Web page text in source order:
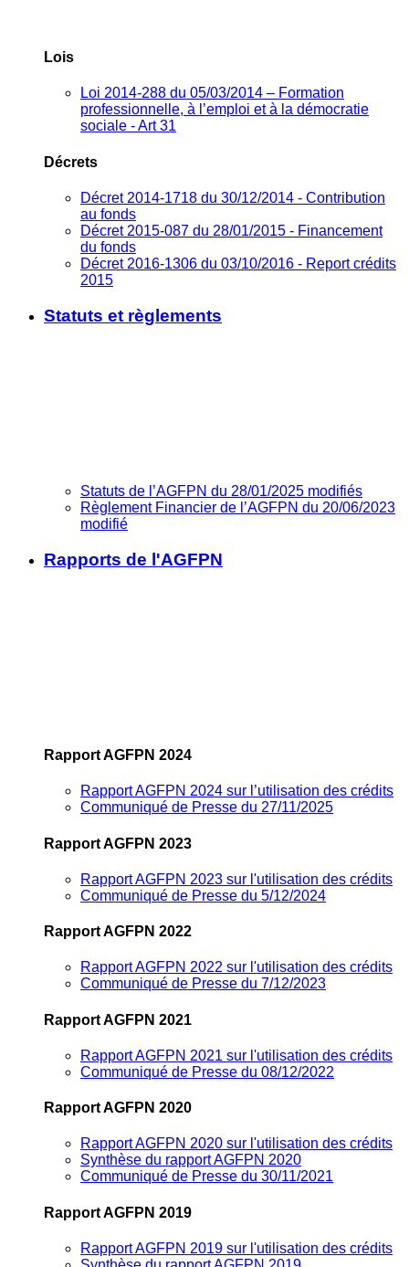
Lois
Loi 2014-288 du 05/03/2014 – Formation
professionnelle, à l’emploi et à la démocratie
sociale - Art 31
Décrets
Décret 2014-1718 du 30/12/2014 - Contribution
au fonds
Décret 2015-087 du 28/01/2015 - Financement
du fonds
Décret 2016-1306 du 03/10/2016 - Report crédits
2015
Statuts et règlements
Statuts de l’AGFPN du 28/01/2025 modifiés
Règlement Financier de l’AGFPN du 20/06/2023
modifié
Rapports de l'AGFPN
Rapport AGFPN 2024
Rapport AGFPN 2024 sur l’utilisation des crédits
Communiqué de Presse du 27/11/2025
Rapport AGFPN 2023
Rapport AGFPN 2023 sur l'utilisation des crédits
Communiqué de Presse du 5/12/2024
Rapport AGFPN 2022
Rapport AGFPN 2022 sur l'utilisation des crédits
Communiqué de Presse du 7/12/2023
Rapport AGFPN 2021
Rapport AGFPN 2021 sur l'utilisation des crédits
Communiqué de Presse du 08/12/2022
Rapport AGFPN 2020
Rapport AGFPN 2020 sur l'utilisation des crédits
Synthèse du rapport AGFPN 2020
Communiqué de Presse du 30/11/2021
Rapport AGFPN 2019
Rapport AGFPN 2019 sur l'utilisation des crédits